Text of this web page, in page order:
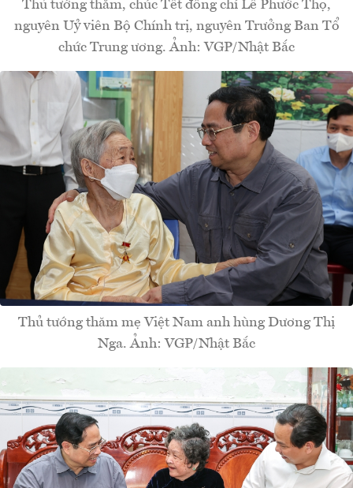
Thủ tướng thăm, chúc Tết đồng chí Lê Phước Thọ,
nguyên Uỷ viên Bộ Chính trị, nguyên Trưởng Ban Tổ
chức Trung ương. Ảnh: VGP/Nhật Bắc
Thủ tướng thăm mẹ Việt Nam anh hùng Dương Thị
Nga. Ảnh: VGP/Nhật Bắc